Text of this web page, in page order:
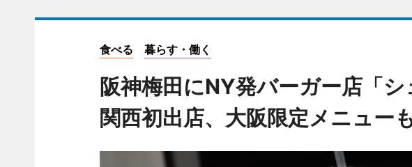
食べる 暮らす・働く
阪神梅田にNY発バーガー店「
関西初出店、大阪限定メニュー